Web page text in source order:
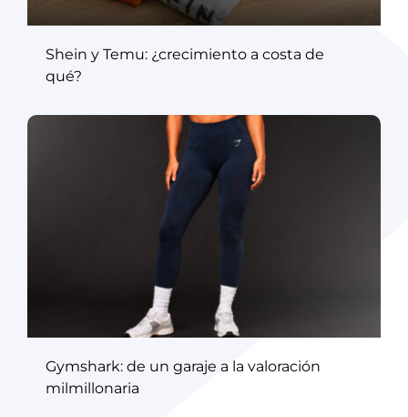
Shein y Temu: ¿crecimiento a costa de
qué?
Gymshark: de un garaje a la valoración
milmillonaria